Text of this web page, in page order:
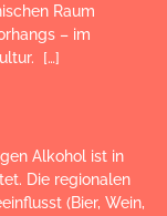
Raum
– im
[…]
Alkohol ist in
Die regionalen
(Bier, Wein,